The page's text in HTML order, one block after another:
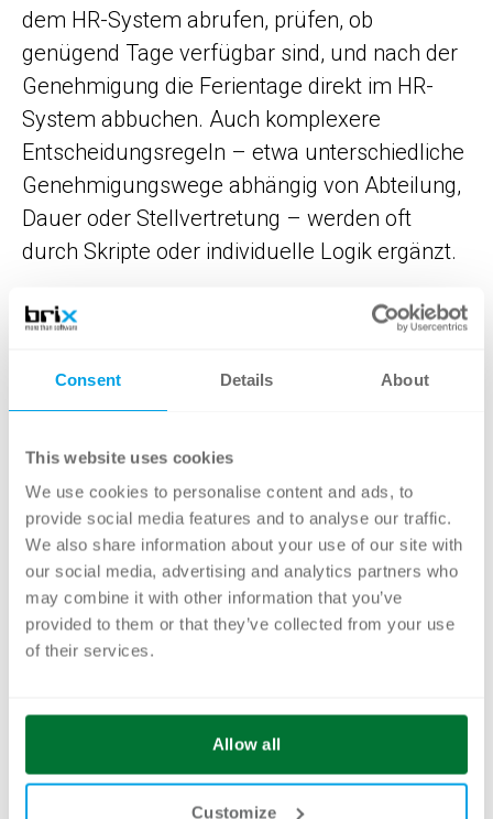
Consent Details About
This website uses cookies
We use cookies to personalise content and ads, to
provide social media features and to analyse our traffic.
We also share information about your use of our site with
our social media, advertising and analytics partners who
may combine it with other information that you’ve
provided to them or that they’ve collected from your use
of their services.
Allow all
Customize
dem HR-System abrufen, prüfen, ob
genügend Tage verfügbar sind, und nach der
Genehmigung die Ferientage direkt im HR-
System abbuchen. Auch komplexere
Entscheidungsregeln – etwa unterschiedliche
Genehmigungswege abhängig von Abteilung,
Dauer oder Stellvertretung – werden oft
durch Skripte oder individuelle Logik ergänzt.
Low-Code ersetzt Programmierung also nicht
vollständig. Es reduziert den Aufwand für die
Prozess- und Anwendungsentwicklung
erheblich, während individuelle
können, wo Standardfunktionen nicht
ausreichen.
MIT LOW-CODE
AUTOMATISIEREN?